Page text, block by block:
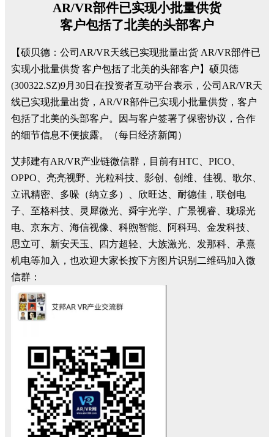
AR/VR部件已实现小批量供货
客户包括了北美的头部客户
【硕贝德：公司AR/VR天线已实现批量出货 AR/VR部件已
实现小批量供货 客户包括了北美的头部客户】硕贝德
(300322.SZ)9月30日在投资者互动平台表示，公司AR/VR天
线已实现批量出货，AR/VR部件已实现小批量供货，客户
包括了北美的头部客户。因与客户签署了保密协议，合作
的细节信息不便披露。（每日经济新闻）
艾邦建有AR/VR产业链微信群，目前有HTC、PICO、
OPPO、亮亮视野、光粒科技、影创、创维、佳视、歌尔、
立讯精密、多哚（纳立多）、欣旺达、耐德佳，联创电
子、至格科技、灵犀微光、舜宇光学、广景视睿、珑璟光
电、京东方、海信视像、科煦智能、阿科玛、金发科技、
思立可、新安天玉、四方超轻、大族激光、发那科、承熹
机电等加入，也欢迎大家长按下方图片识别二维码加入微
信群：